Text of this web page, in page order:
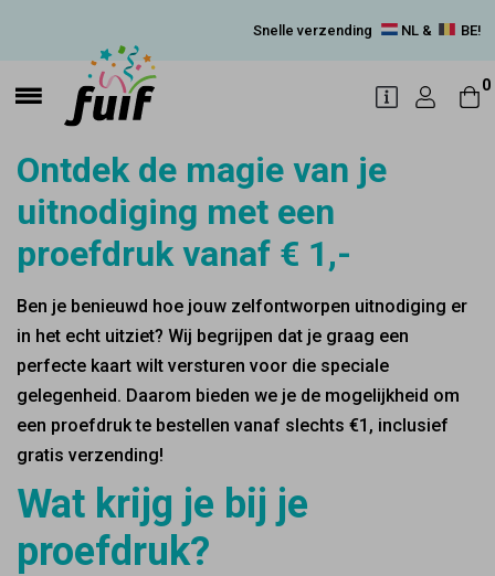
Snelle verzending NL & BE!
0
Ontdek de magie van je
uitnodiging met een
proefdruk vanaf € 1,-
Ben je benieuwd hoe jouw zelfontworpen uitnodiging er
in het echt uitziet? Wij begrijpen dat je graag een
perfecte kaart wilt versturen voor die speciale
gelegenheid. Daarom bieden we je de mogelijkheid om
een proefdruk te bestellen vanaf slechts €1, inclusief
gratis verzending!
Wat krijg je bij je
proefdruk?